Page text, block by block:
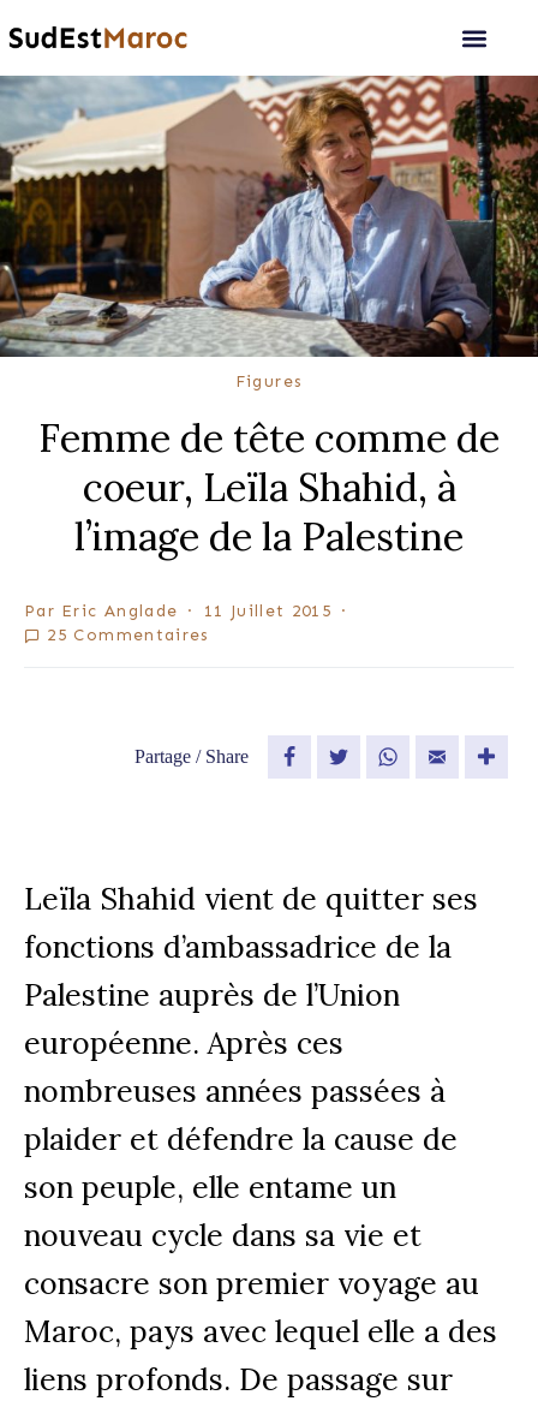
Figures
Femme de tête comme de
coeur, Leïla Shahid, à
l’image de la Palestine
Par Eric Anglade
11 Juillet 2015
25 Commentaires
Partage / Share Facebook Twitter WhatsAppEmail
Leïla Shahid vient de quitter ses
fonctions d’ambassadrice de la
Palestine auprès de l’Union
européenne. Après ces
nombreuses années passées à
plaider et défendre la cause de
son peuple, elle entame un
nouveau cycle dans sa vie et
consacre son premier voyage au
Maroc, pays avec lequel elle a des
liens profonds. De passage sur